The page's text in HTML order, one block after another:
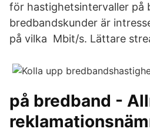
för hastighetsintervaller på
bredbandskunder är
på vilka Mbit/s. Lättare
på bredband -